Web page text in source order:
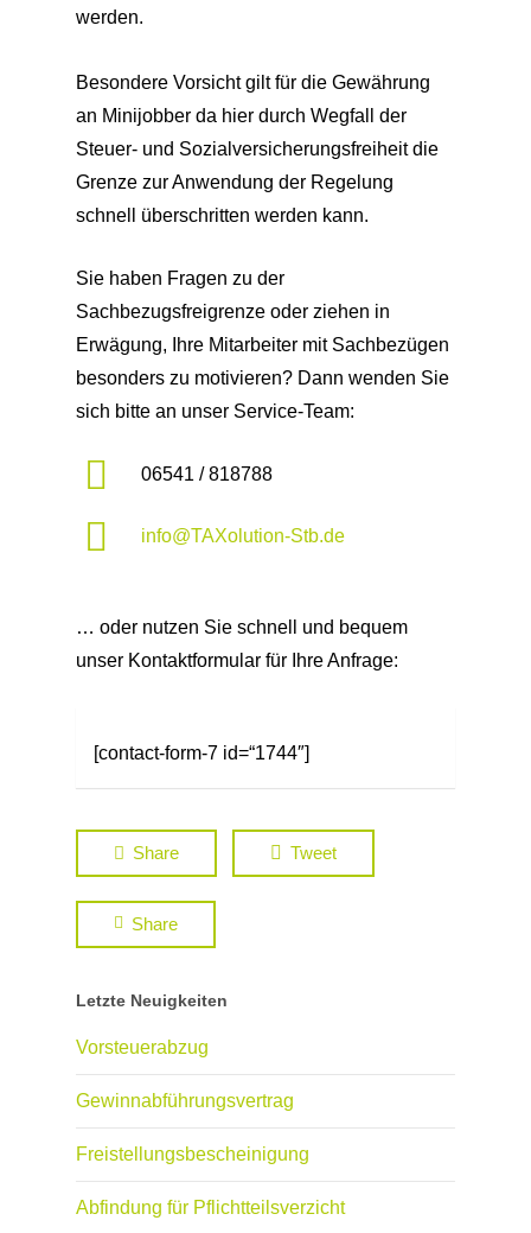
werden.
Besondere Vorsicht gilt für die Gewährung
an Minijobber da hier durch Wegfall der
Steuer- und Sozialversicherungsfreiheit die
Grenze zur Anwendung der Regelung
schnell überschritten werden kann.
Sie haben Fragen zu der
Sachbezugsfreigrenze oder ziehen in
Erwägung, Ihre Mitarbeiter mit Sachbezügen
besonders zu motivieren? Dann wenden Sie
sich bitte an unser Service-Team:
06541 / 818788
info@TAXolution-Stb.de
… oder nutzen Sie schnell und bequem
unser Kontaktformular für Ihre Anfrage:
[contact-form-7 id=“1744″]
Share Tweet
Share
Letzte Neuigkeiten
Vorsteuerabzug
Gewinnabführungsvertrag
Freistellungsbescheinigung
Abfindung für Pflichtteilsverzicht